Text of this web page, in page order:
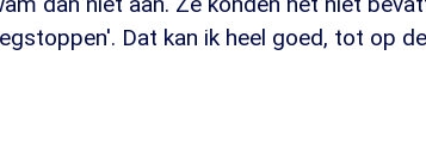
Dat kan ik heel goed, tot op